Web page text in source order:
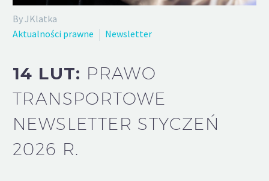
By JKlatka
Aktualności prawne
Newsletter
14 LUT: PRAWO
TRANSPORTOWE
NEWSLETTER STYCZEŃ
2026 R.